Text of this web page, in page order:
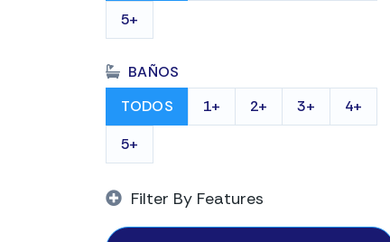
5+
BAÑOS
TODOS
1+ 2+ 3+
4+
5+
Filter By Features